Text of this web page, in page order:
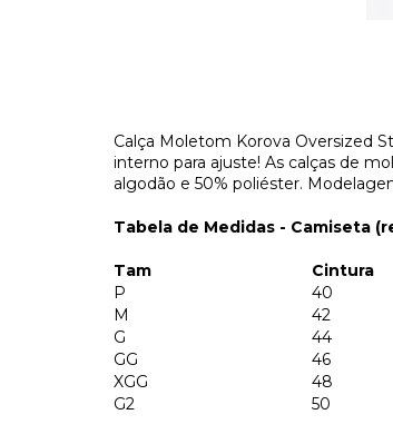
Calça Moletom Korova Oversized
interno para ajuste! As calças de
algodão e 50% poliéster.
Tabela de Medidas - Camiseta
Tam Cintura
P
40
M
42
G
44
GG
46
XGG
48
G2
50